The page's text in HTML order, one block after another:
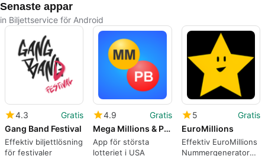
Senaste appar
in Biljettservice för Android
4.3
Gratis
Gang Band Festival
Effektiv biljettlösning
för festivaler
4.9
Gratis
Mega Millions & Powerball
App för största
lotteriet i USA
5
Gratis
EuroMillions
Effektiv EuroMillions
Nummergenerator